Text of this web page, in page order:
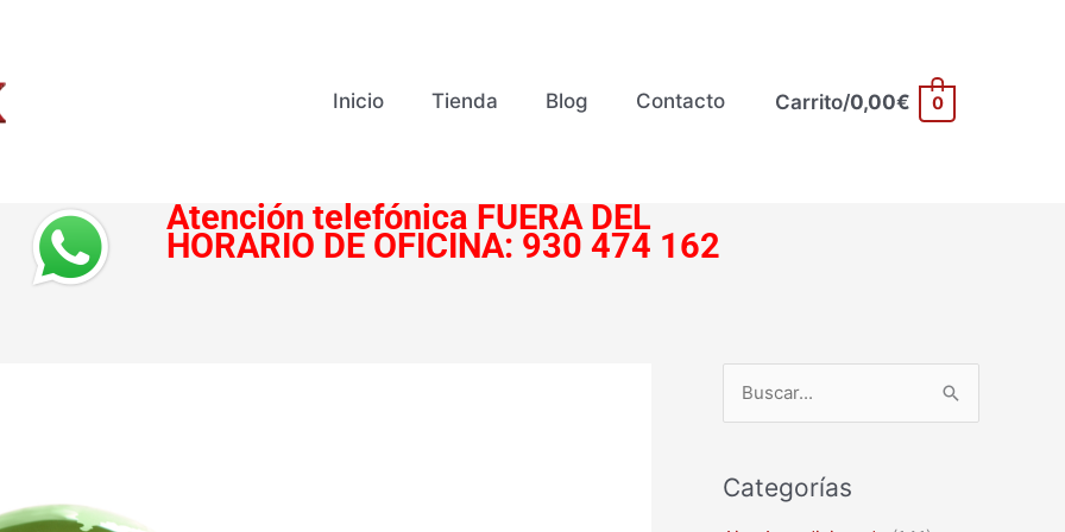
Inicio Tienda Blog Contacto Carrito/0,00€ 0
Atención telefónica FUERA DEL
HORARIO DE OFICINA: 930 474 162
c
Categorías